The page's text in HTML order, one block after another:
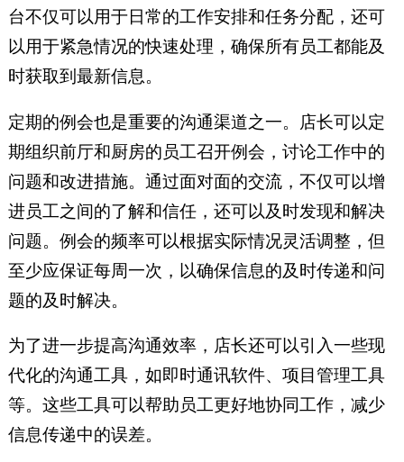
台不仅可以用于日常的工作安排和任务分配，还可
以用于紧急情况的快速处理，确保所有员工都能及
时获取到最新信息。
定期的例会也是重要的沟通渠道之一。店长可以定
期组织前厅和厨房的员工召开例会，讨论工作中的
问题和改进措施。通过面对面的交流，不仅可以增
进员工之间的了解和信任，还可以及时发现和解决
问题。例会的频率可以根据实际情况灵活调整，但
至少应保证每周一次，以确保信息的及时传递和问
题的及时解决。
为了进一步提高沟通效率，店长还可以引入一些现
代化的沟通工具，如即时通讯软件、项目管理工具
等。这些工具可以帮助员工更好地协同工作，减少
信息传递中的误差。